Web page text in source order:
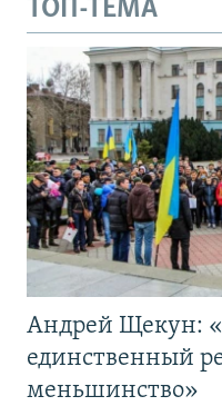
ТОП-ТЕМА
Андрей Щекун:
единственный
меньшинство»